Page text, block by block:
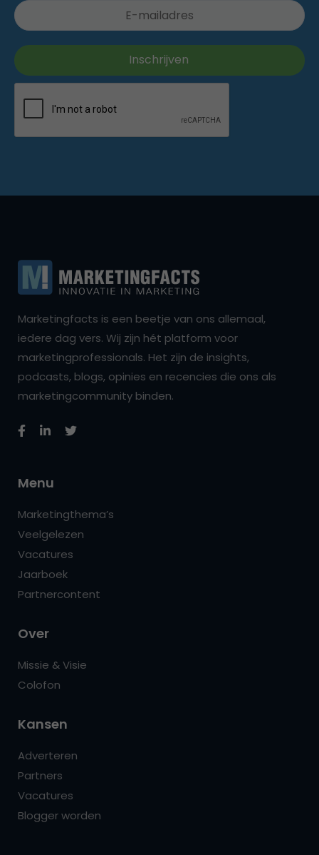
Marketingfacts is een beetje van ons allemaal,
iedere dag vers. Wij zijn hét platform voor
marketingprofessionals. Het zijn de insights,
podcasts, blogs, opinies en recencies die ons als
marketingcommunity binden.
Menu
Marketingthema’s
Veelgelezen
Vacatures
Jaarboek
Partnercontent
Over
Missie & Visie
Colofon
Kansen
Adverteren
Partners
Vacatures
Blogger worden